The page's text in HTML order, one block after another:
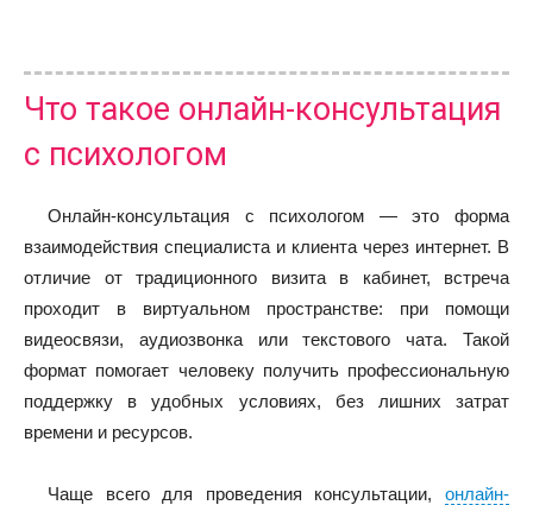
Что такое онлайн-консультация
с психологом
Онлайн-консультация с психологом — это форма
взаимодействия специалиста и клиента через интернет. В
отличие от традиционного визита в кабинет, встреча
проходит в виртуальном пространстве: при помощи
видеосвязи, аудиозвонка или текстового чата. Такой
формат помогает человеку получить профессиональную
поддержку в удобных условиях, без лишних затрат
времени и ресурсов.
Чаще всего для проведения консультации, онлайн-